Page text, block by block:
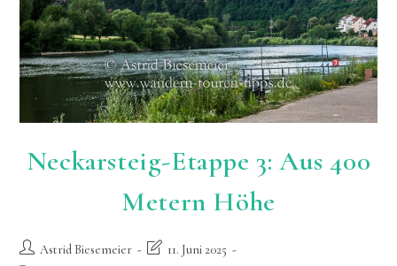
Neckarsteig-Etappe 3: Aus 400
Metern Höhe
Beitrags-Astrid Biesemeier
Beitrag11. Juni 2025